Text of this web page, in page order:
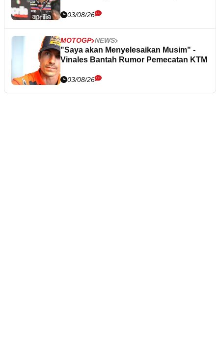
03/08/26
MOTOGP NEWS
"Saya akan Menyelesaikan Musim" -
Vinales Bantah Rumor Pemecatan KTM
03/08/26